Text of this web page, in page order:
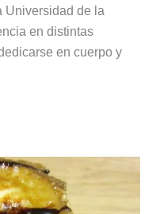
Universidad de la
en distintas
en cuerpo y